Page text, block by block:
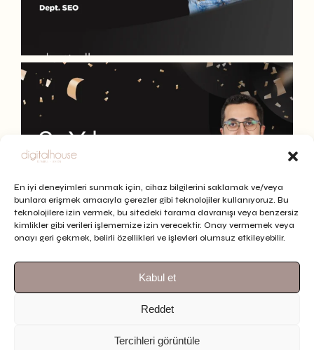
En iyi deneyimleri sunmak için, cihaz bilgilerini saklamak ve/veya
bunlara erişmek amacıyla çerezler gibi teknolojiler kullanıyoruz. Bu
teknolojilere izin vermek, bu sitedeki tarama davranışı veya benzersiz
kimlikler gibi verileri işlememize izin verecektir. Onay vermemek veya
onayı geri çekmek, belirli özellikleri ve işlevleri olumsuz etkileyebilir.
Kabul et
Reddet
Tercihleri görüntüle